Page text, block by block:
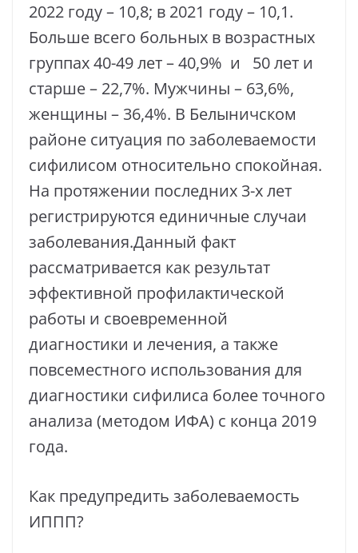
2022 году – 10,8; в 2021 году – 10,1.
Больше всего больных в возрастных
группах 40-49 лет – 40,9% и 50 лет и
старше – 22,7%. Мужчины – 63,6%,
женщины – 36,4%. В Белыничском
районе ситуация по заболеваемости
сифилисом относительно спокойная.
На протяжении последних 3-х лет
регистрируются единичные случаи
заболевания.Данный факт
рассматривается как результат
эффективной профилактической
работы и своевременной
диагностики и лечения, а также
повсеместного использования для
диагностики сифилиса более точного
анализа (методом ИФА) с конца 2019
года.
Как предупредить заболеваемость
ИППП?